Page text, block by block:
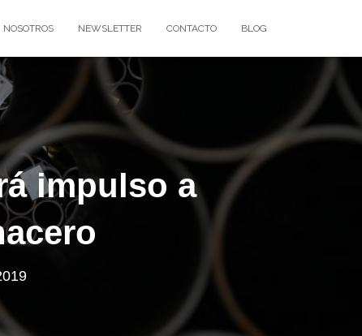
NOSOTROS NEWSLETTER CONTACTO BLOG
impulso a